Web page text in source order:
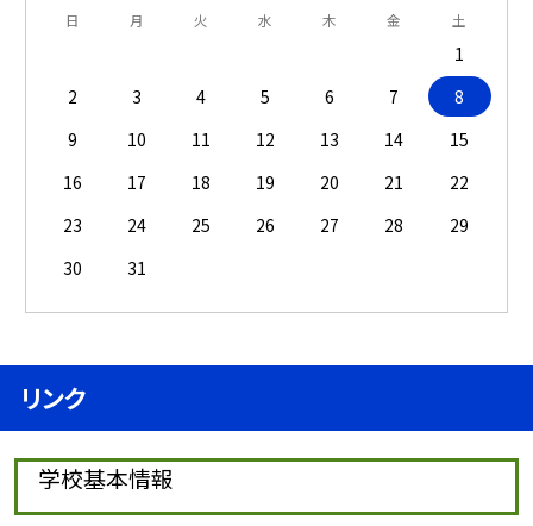
日 月 火 水 木 金 土
1
2
3 4 5 6 7
8
9
10 11 12 13 14
15
16
17 18 19 20 21
22
23
24 25 26 27 28
29
30
31
リンク
学校基本情報